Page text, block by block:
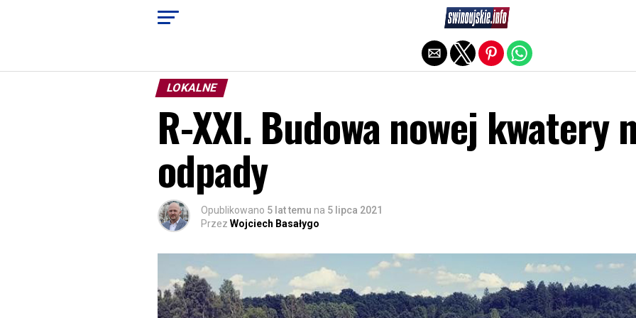
LOKALNE
R-XXI. Budowa nowej kwatery
odpady
Opublikowano 5 lat temu na 5 lipca 2021
Przez Wojciech Basałygo
Exit mobile version